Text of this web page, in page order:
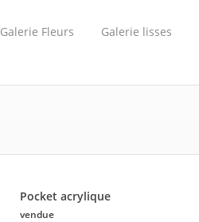
Galerie Fleurs Galerie lisses
Pocket acrylique
vendue